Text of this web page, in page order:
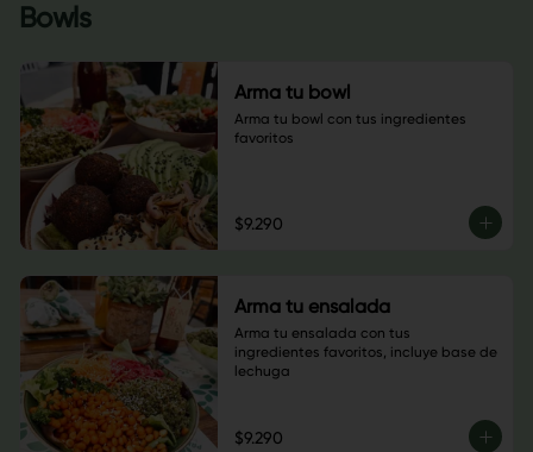
Bowls
Arma tu bowl
Arma tu bowl con tus ingredientes
favoritos
$9.290
Arma tu ensalada
Arma tu ensalada con tus
ingredientes favoritos, incluye base de
lechuga
$9.290